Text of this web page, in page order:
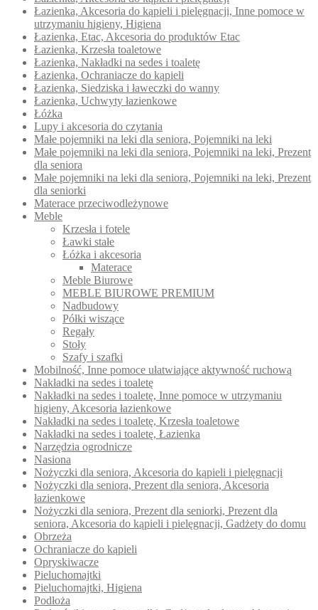
Łazienka, Akcesoria do kąpieli i pielęgnacji, Inne pomoce w
utrzymaniu higieny, Higiena
Łazienka, Etac, Akcesoria do produktów Etac
Łazienka, Krzesła toaletowe
Łazienka, Nakładki na sedes i toaletę
Łazienka, Ochraniacze do kąpieli
Łazienka, Siedziska i ławeczki do wanny
Łazienka, Uchwyty łazienkowe
Łóżka
Lupy i akcesoria do czytania
Małe pojemniki na leki dla seniora, Pojemniki na leki
Małe pojemniki na leki dla seniora, Pojemniki na leki, Prezent
dla seniora
Małe pojemniki na leki dla seniora, Pojemniki na leki, Prezent
dla seniorki
Materace przeciwodleżynowe
Meble
Krzesła i fotele
Ławki stałe
Łóżka i akcesoria
Materace
Meble Biurowe
MEBLE BIUROWE PREMIUM
Nadbudowy
Półki wiszące
Regały
Stoły
Szafy i szafki
Mobilność, Inne pomoce ułatwiające aktywność ruchową
Nakładki na sedes i toaletę
Nakładki na sedes i toaletę, Inne pomoce w utrzymaniu
higieny, Akcesoria łazienkowe
Nakładki na sedes i toaletę, Krzesła toaletowe
Nakładki na sedes i toaletę, Łazienka
Narzędzia ogrodnicze
Nasiona
Nożyczki dla seniora, Akcesoria do kąpieli i pielęgnacji
Nożyczki dla seniora, Prezent dla seniora, Akcesoria
łazienkowe
Nożyczki dla seniora, Prezent dla seniorki, Prezent dla
seniora, Akcesoria do kąpieli i pielęgnacji, Gadżety do domu
Obrzeża
Ochraniacze do kąpieli
Opryskiwacze
Pieluchomajtki
Pieluchomajtki, Higiena
Podłoża